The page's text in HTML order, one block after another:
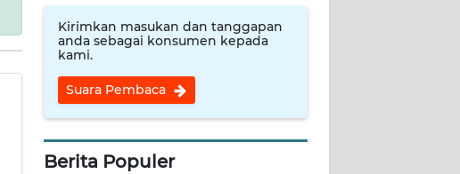
Kirimkan masukan dan tanggapan
anda sebagai konsumen kepada
kami.
Suara Pembaca
Berita Populer